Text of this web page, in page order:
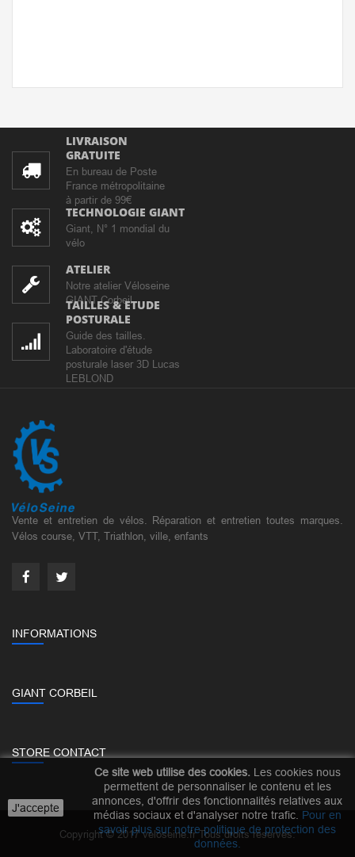
LIVRAISON
GRATUITE
En bureau de Poste
France métropolitaine
à partir de 99€
TECHNOLOGIE GIANT
Giant, N° 1 mondial du
vélo
ATELIER
Notre atelier Véloseine
GIANT Corbeil
TAILLES & ETUDE
POSTURALE
Guide des tailles.
Laboratoire d'étude
posturale laser 3D Lucas
LEBLOND
Vente et entretien de vélos. Réparation et entretien toutes marques.
Vélos course, VTT, Triathlon, ville, enfants
INFORMATIONS
GIANT CORBEIL
STORE CONTACT
Copyright © 2017 veloseine.fr Tous droits réservés.
J'accepte
Ce site web utilise des cookies. Les cookies nous
permettent de personnaliser le contenu et les
annonces, d'offrir des fonctionnalités relatives aux
médias sociaux et d'analyser notre trafic. Pour en
savoir plus sur notre politique de protection des
données.